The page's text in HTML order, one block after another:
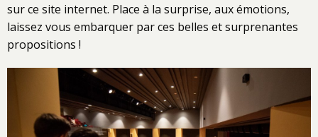
sur ce site internet. Place à la surprise, aux émotions,
laissez vous embarquer par ces belles et surprenantes
propositions !